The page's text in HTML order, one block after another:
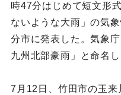
時47分はじめて短文形
ないような大雨」の気
分市に発表した。気象
九州北部豪雨」と命名し
7月12日、竹田市の玉